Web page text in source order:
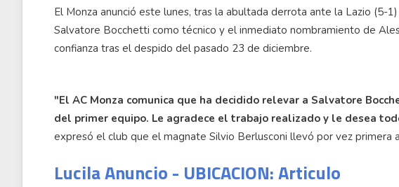
El Monza anunció este lunes, tras la abultada derrota ante la Lazio (5-
Salvatore Bocchetti como técnico y el inmediato nombramiento de
confianza tras el despido del pasado 23 de diciembre.
"El AC Monza comunica que ha decidido relevar a Salvatore
del primer equipo. Le agradece el trabajo realizado y le desea
expresó el club que el magnate Silvio Berlusconi llevó por vez primera
Lucila Anuncio - UBICACION: Articulo